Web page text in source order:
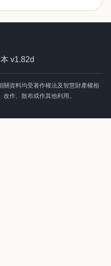
v1.82d
資料均受著作權法及智慧財產權相
作、散布或作其他利用。